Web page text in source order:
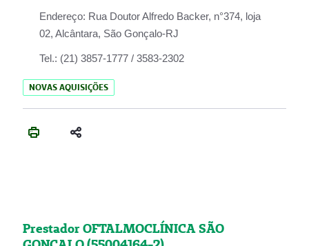
Endereço: Rua Doutor Alfredo Backer, n°374, loja
02, Alcântara, São Gonçalo-RJ
Tel.: (21) 3857-1777 / 3583-2302
NOVAS AQUISIÇÕES
Prestador OFTALMOCLÍNICA SÃO